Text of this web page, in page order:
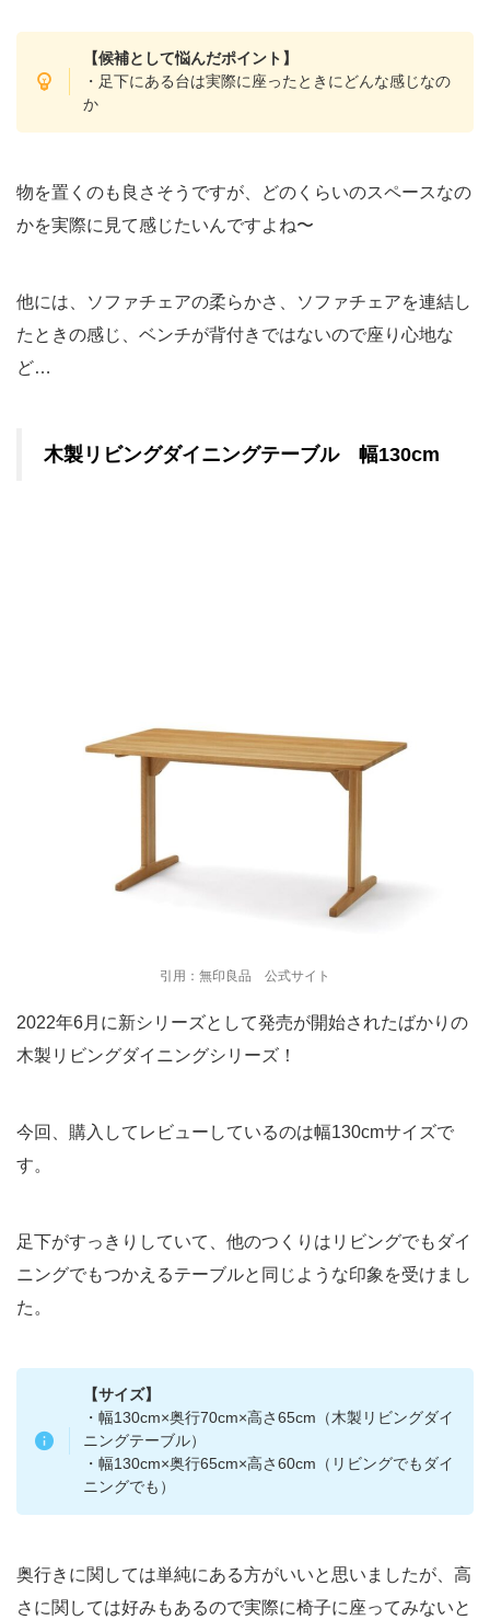
【候補として悩んだポイント】
・足下にある台は実際に座ったときにどんな感じなの
か
物を置くのも良さそうですが、どのくらいのスペースなの
かを実際に見て感じたいんですよね〜
他には、ソファチェアの柔らかさ、ソファチェアを連結し
たときの感じ、ベンチが背付きではないので座り心地な
ど…
木製リビングダイニングテーブル 幅130cm
引用：無印良品 公式サイト
2022年6月に新シリーズとして発売が開始されたばかりの
木製リビングダイニングシリーズ！
今回、購入してレビューしているのは幅130cmサイズで
す。
足下がすっきりしていて、他のつくりはリビングでもダイ
ニングでもつかえるテーブルと同じような印象を受けまし
た。
【サイズ】
・幅130cm×奥行70cm×高さ65cm（木製リビングダイ
ニングテーブル）
・幅130cm×奥行65cm×高さ60cm（リビングでもダイ
ニングでも）
奥行きに関しては単純にある方がいいと思いましたが、高
さに関しては好みもあるので実際に椅子に座ってみないと